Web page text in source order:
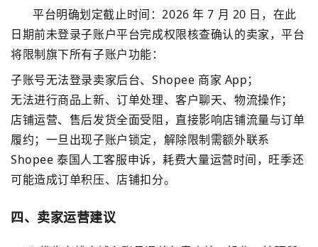
平台明确划定截止时间：2026 年 7 月 20 日 ，在此
日期前未登录子账户平台完成权限核查确认的卖家，平台
将限制旗下所有子账户功能：
子账号无法登录卖家后台、Shopee 商家 App；
无法进行商品上新、订单处理、客户聊天、物流操作；
店铺运营、售后发货全面受阻，直接影响店铺流量与订单
履约；一旦出现子账户锁定，解除限制需额外联系
Shopee 泰国人工客服申诉，耗费大量运营时间，旺季还
可能造成订单积压、店铺扣分。
四、卖家运营建议